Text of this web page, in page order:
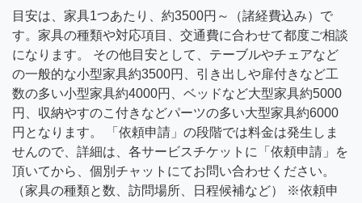
目安は、家具1つあたり、約3500円～（諸経費込み）で
す。家具の種類や対応項目、交通費に合わせて都度ご相談
になります。 その他目安として、テーブルやチェアなど
の一般的な小型家具約3500円、引き出しや扉付きなど工
数の多い小型家具約4000円、ベッドなど大型家具約5000
円、収納やすのこ付きなどパーツの多い大型家具約6000
円となります。 「依頼申請」の段階では料金は発生しま
せんので、詳細は、各サービスチケットに「依頼申請」を
頂いてから、個別チャットにてお問い合わせください。
（家具の種類と数、訪問場所、日程候補など） ※依頼申